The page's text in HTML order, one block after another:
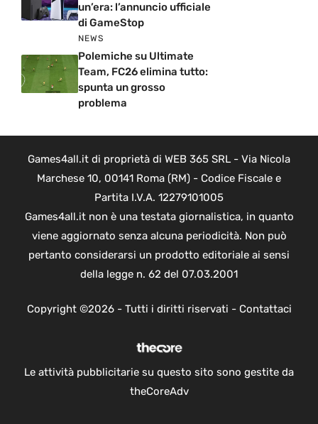
un’era: l’annuncio ufficiale
di GameStop
NEWS
Polemiche su Ultimate
Team, FC26 elimina tutto:
spunta un grosso
problema
Games4all.it di proprietà di WEB 365 SRL - Via Nicola
Marchese 10, 00141 Roma (RM) - Codice Fiscale e
Partita I.V.A. 12279101005
Games4all.it non è una testata giornalistica, in quanto
viene aggiornato senza alcuna periodicità. Non può
pertanto considerarsi un prodotto editoriale ai sensi
della legge n. 62 del 07.03.2001
Copyright ©2026 - Tutti i diritti riservati - Contattaci
Le attività pubblicitarie su questo sito sono gestite da
theCoreAdv